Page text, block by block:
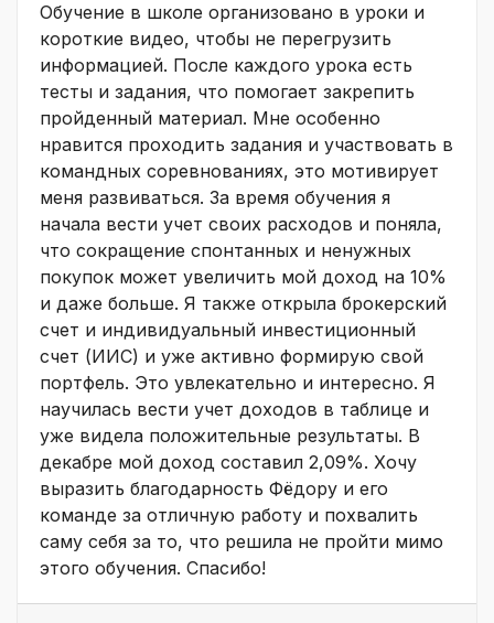
Обучение в школе организовано в уроки и
короткие видео, чтобы не перегрузить
информацией. После каждого урока есть
тесты и задания, что помогает закрепить
пройденный материал. Мне особенно
нравится проходить задания и участвовать в
командных соревнованиях, это мотивирует
меня развиваться. За время обучения я
начала вести учет своих расходов и поняла,
что сокращение спонтанных и ненужных
покупок может увеличить мой доход на 10%
и даже больше. Я также открыла брокерский
счет и индивидуальный инвестиционный
счет (ИИС) и уже активно формирую свой
портфель. Это увлекательно и интересно. Я
научилась вести учет доходов в таблице и
уже видела положительные результаты. В
декабре мой доход составил 2,09%. Хочу
выразить благодарность Фёдору и его
команде за отличную работу и похвалить
саму себя за то, что решила не пройти мимо
этого обучения. Спасибо!